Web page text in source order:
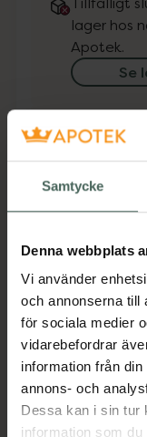
Samtycke
Denna webbplats
Vi använder
och annonserna till
för sociala medier
vidarebefordrar
information från
annons- och
Dessa kan i sin tur
information som
lager hos
Apotek.
Se
Få mejl när
Din e-
Aktuella
Beskrivning
Jämförpris